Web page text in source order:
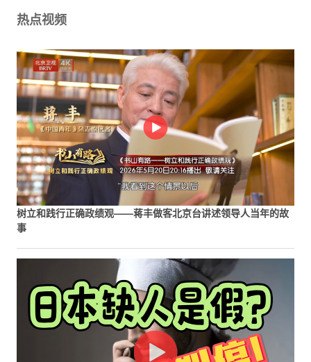
热点视频
树立和践行正确政绩观——蒋丰做客北京台讲述领导人当年的故
事